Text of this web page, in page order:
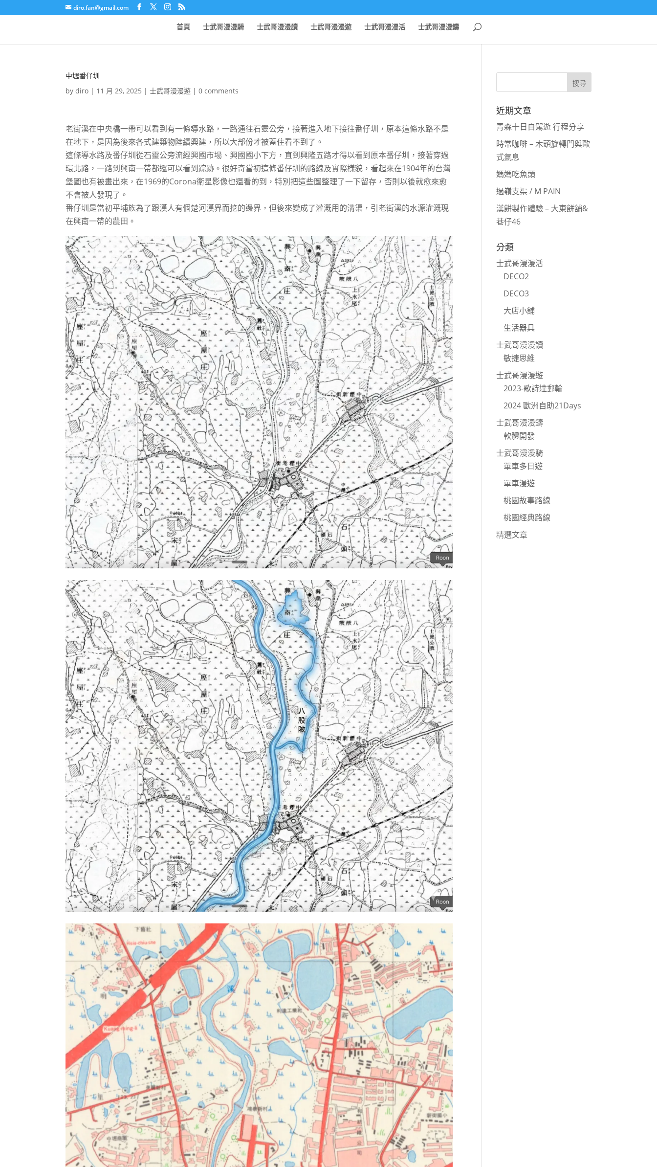
diro.fan@gmail.com
首頁 士武哥漫漫騎 士武哥漫漫讀 士武哥漫漫遊 士武哥漫漫活 士武哥漫漫鑄
中壢番仔圳
bydiro | 11 月 29, 2025 |士武哥漫漫遊 |0 comments
老街溪在中央橋一帶可以看到有一條導水路，一路通往石靈公旁，接著進入地下接往番仔圳，原本這條水路不是
在地下，是因為後來各式建築物陸續興建，所以大部份才被蓋住看不到了。
這條導水路及番仔圳從石靈公旁流經興國市場、興國國小下方，直到興隆五路才得以看到原本番仔圳，接著穿過
環北路，一路到興南一帶都還可以看到踪跡。很好奇當初這條番仔圳的路線及實際樣貌，看起來在1904年的台灣
堡圖也有被畫出來，在1969的Corona衛星影像也還看的到，特別把這些圖整理了一下留存，否則以後就愈來愈
不會被人發現了。
番仔圳是當初平埔族為了跟漢人有個楚河漢界而挖的邊界，但後來變成了灌溉用的溝渠，引老街溪的水源灌溉現
在興南一帶的農田。
近期文章
青森十日自駕遊 行程分享
時常咖啡 – 木頭旋轉門與歐
式氣息
媽媽吃魚頭
過嶺支渠 / M PAIN
漢餅製作體驗 – 大東餅舖&
巷仔46
分類
士武哥漫漫活
DECO2
DECO3
大店小舖
生活器具
士武哥漫漫讀
敏捷思維
士武哥漫漫遊
2023-歌詩達郵輪
2024 歐洲自助21Days
士武哥漫漫鑄
軟體開發
士武哥漫漫騎
單車多日遊
單車漫遊
桃園故事路線
桃園經典路線
精選文章